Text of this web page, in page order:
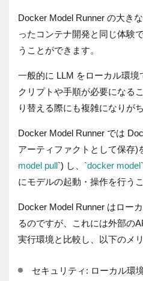
Docker Model Runner の大き
ったコンテナ開発と同じ体験
うことができます。
一般的に LLM をローカル環
クリプトや手順が必要になる
り替える際にも複雑になりがち
Docker Model Runner では
アーティファクトとして保存)
model pull`) し、`docker model
にモデルの起動・操作を行う
Docker Model Runner はロー
るのですが、これには外部の
実行環境と比較し、以下のメ
セキュリティ: ローカル環